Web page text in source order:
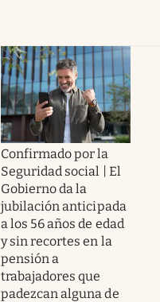
Confirmado por la
Seguridad social | El
Gobierno da la
jubilación anticipada
a los 56 años de edad
y sin recortes en la
pensión a
trabajadores que
padezcan alguna de